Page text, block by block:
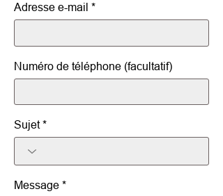
Adresse e-mail
Numéro de téléphone (facultatif)
Sujet
Message